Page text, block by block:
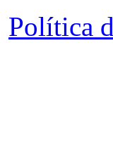
Política